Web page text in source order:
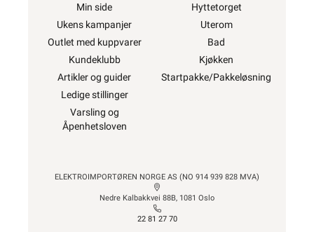
Min side
Ukens kampanjer
Outlet med kuppvarer
Kundeklubb
Artikler og guider
Ledige stillinger
Varsling og
Åpenhetsloven
Hyttetorget
Uterom
Bad
Kjøkken
Startpakke/Pakkeløsning
ELEKTROIMPORTØREN NORGE AS (NO 914 939 828 MVA)
Nedre Kalbakkvei 88B, 1081 Oslo
22 81 27 70